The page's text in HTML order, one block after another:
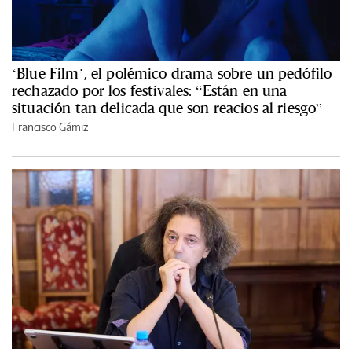
‘Blue Film’, el polémico drama sobre un pedófilo
rechazado por los festivales: “Están en una
situación tan delicada que son reacios al riesgo”
Francisco Gámiz